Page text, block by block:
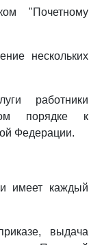
"Почетному
нескольких
работники
порядке к
Федерации.
имеет каждый
выдача